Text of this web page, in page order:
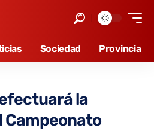
Sociedad Provincia
efectuará la
Campeonato